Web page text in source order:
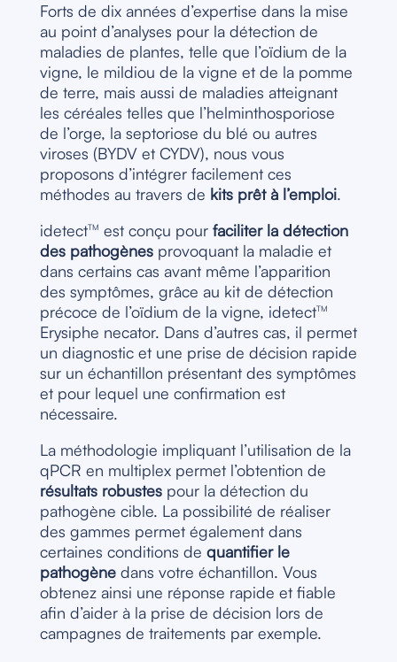
Forts de dix années d’expertise dans la mise
au point d’analyses pour la détection de
maladies de plantes, telle que l’oïdium de la
vigne, le mildiou de la vigne et de la pomme
de terre, mais aussi de maladies atteignant
les céréales telles que l’helminthosporiose
de l’orge, la septoriose du blé ou autres
viroses (BYDV et CYDV), nous vous
proposons d’intégrer facilement ces
méthodes au travers de kits prêt à l’emploi.
idetectTM est conçu pour faciliter la détection
des pathogènesprovoquant la maladie et
dans certains cas avant même l’apparition
des symptômes, grâce au kit de détection
précoce de l’oïdium de la vigne, idetectTM
Erysiphe necator. Dans d’autres cas, il permet
un diagnostic et une prise de décision rapide
sur un échantillon présentant des symptômes
et pour lequel une confirmation est
nécessaire.
La méthodologie impliquant l’utilisation de la
qPCR en multiplex permet l’obtention de
résultats robustespour la détection du
pathogène cible. La possibilité de réaliser
des gammes permet également dans
certaines conditions de quantifier le
pathogènedans votre échantillon. Vous
obtenez ainsi une réponse rapide et fiable
afin d’aider à la prise de décision lors de
campagnes de traitements par exemple.